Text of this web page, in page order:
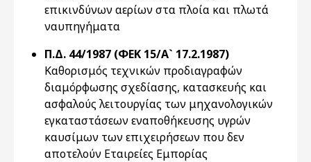
επικινδύνων αερίων στα πλοία και πλωτά
ναυπηγήματα
Π.Δ. 44/1987 (ΦΕΚ 15/Α` 17.2.1987)
Καθορισμός τεχνικών προδιαγραφών
διαμόρφωσης σχεδίασης, κατασκευής και
ασφαλούς λειτουργίας των μηχανολογικών
εγκαταστάσεων εναποθήκευσης υγρών
καυσίμων των επιχειρήσεων που δεν
αποτελούν Εταιρείες Εμπορίας